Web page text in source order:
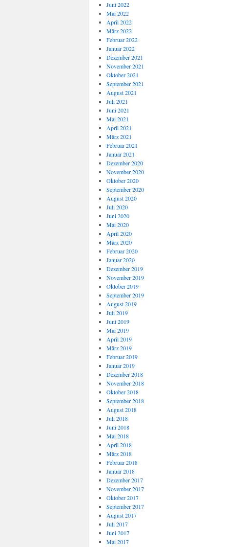
Juni 2022
Mai 2022
April 2022
März 2022
Februar 2022
Januar 2022
Dezember 2021
November 2021
Oktober 2021
September 2021
August 2021
Juli 2021
Juni 2021
Mai 2021
April 2021
März 2021
Februar 2021
Januar 2021
Dezember 2020
November 2020
Oktober 2020
September 2020
August 2020
Juli 2020
Juni 2020
Mai 2020
April 2020
März 2020
Februar 2020
Januar 2020
Dezember 2019
November 2019
Oktober 2019
September 2019
August 2019
Juli 2019
Juni 2019
Mai 2019
April 2019
März 2019
Februar 2019
Januar 2019
Dezember 2018
November 2018
Oktober 2018
September 2018
August 2018
Juli 2018
Juni 2018
Mai 2018
April 2018
März 2018
Februar 2018
Januar 2018
Dezember 2017
November 2017
Oktober 2017
September 2017
August 2017
Juli 2017
Juni 2017
Mai 2017